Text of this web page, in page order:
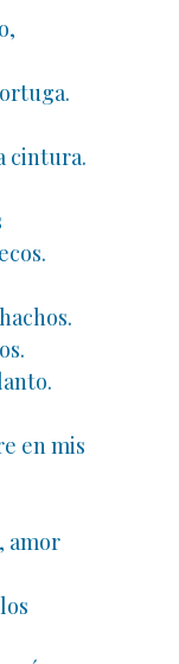
cintura.
en mis
amor